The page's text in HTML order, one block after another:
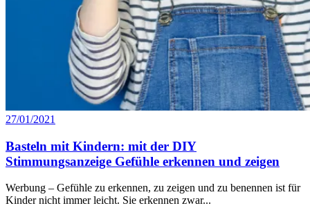
27/01/2021
Basteln mit Kindern: mit der DIY
Stimmungsanzeige Gefühle erkennen und zeigen
Werbung – Gefühle zu erkennen, zu zeigen und zu benennen ist für
Kinder nicht immer leicht. Sie erkennen zwar...